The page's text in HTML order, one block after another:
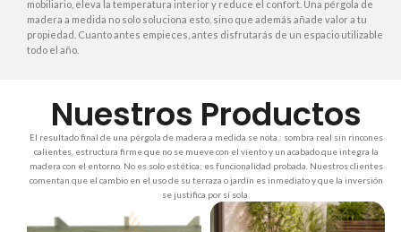
mobiliario, eleva la temperatura interior y reduce el confort. Una pérgola de
madera a medida no solo soluciona esto, sino que además añade valor a tu
propiedad. Cuanto antes empieces, antes disfrutarás de un espacio utilizable
todo el año.
Nuestros Productos
El resultado final de una pérgola de madera a medida se nota : sombra real sin rincones
calientes, estructura firme que no se mueve con el viento y un acabado que integra la
madera con el entorno. No es solo estética; es funcionalidad probada. Nuestros clientes
comentan que el cambio en el uso de su terraza o jardín es inmediato y que la inversión
se justifica por sí sola.